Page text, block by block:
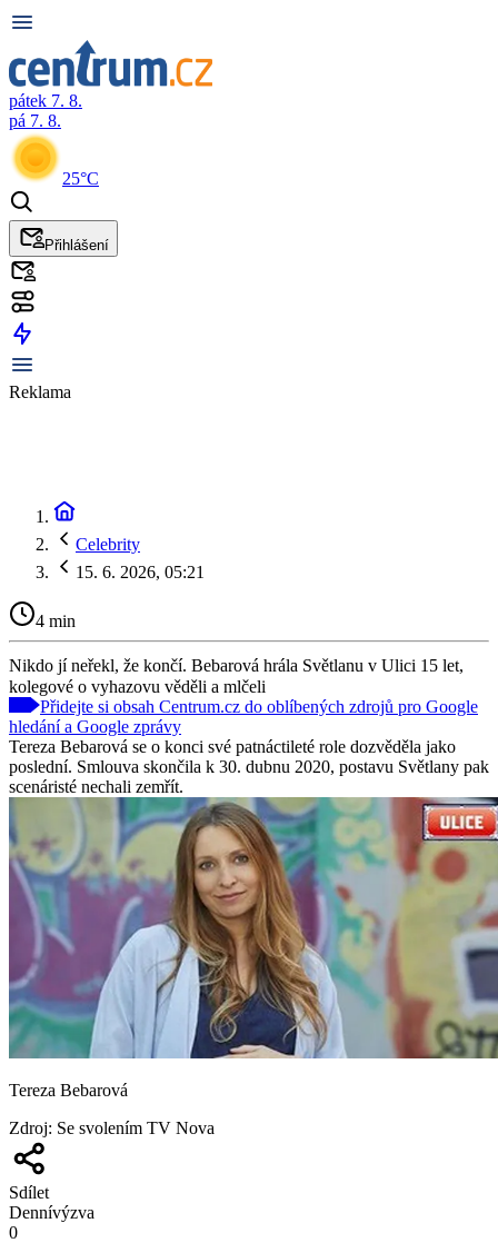
pátek 7. 8.
pá 7. 8.
25°C
Přihlášení
Reklama
Celebrity
15. 6. 2026, 05:21
4 min
Nikdo jí neřekl, že končí. Bebarová hrála Světlanu v Ulici 15 let,
kolegové o vyhazovu věděli a mlčeli
Přidejte si obsah Centrum.cz do oblíbených zdrojů pro Google
hledání a Google zprávy
Tereza Bebarová se o konci své patnáctileté role dozvěděla jako
poslední. Smlouva skončila k 30. dubnu 2020, postavu Světlany pak
scenáristé nechali zemřít.
Tereza Bebarová
Zdroj: Se svolením TV Nova
Sdílet
Dennívýzva
0